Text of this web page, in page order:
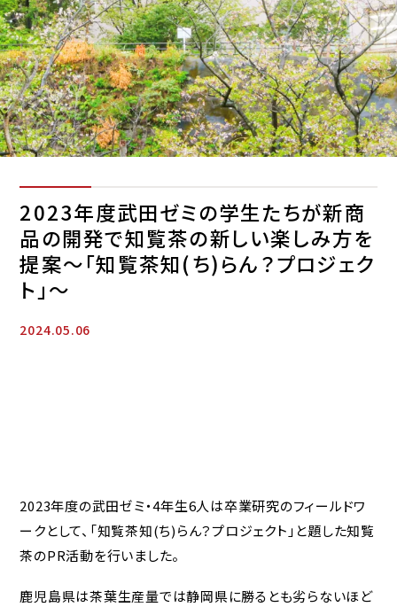
2023年度武田ゼミの学生たちが新商
品の開発で知覧茶の新しい楽しみ方を
提案～「知覧茶知(ち)らん？プロジェク
ト」～
2024.05.06
2023年度の武田ゼミ・4年生6人は卒業研究のフィールドワ
ークとして、「知覧茶知(ち)らん？プロジェクト」と題した知覧
茶のPR活動を行いました。
鹿児島県は茶葉生産量では静岡県に勝るとも劣らないほど